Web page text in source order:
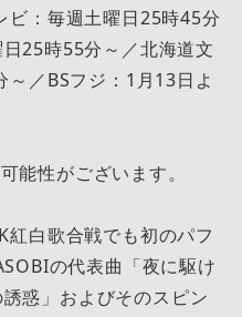
ビ：毎週土曜日25時45分
25時55分～／北海道文
／BSフジ：1月13日よ
能性がございます。
白歌合戦でも初のパフ
の代表曲「夜に駆け
惑」およびそのスピン